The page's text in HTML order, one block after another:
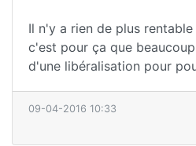
Il n'y a rien de plus
c'est pour ça que
d'une libéralisation pour
09-04-2016 10:33